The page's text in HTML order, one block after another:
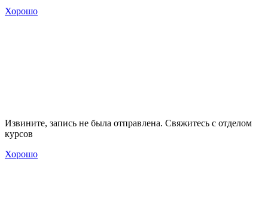
Хорошо
Извините, запись не была отправлена. Свяжитесь с отделом
курсов
Хорошо